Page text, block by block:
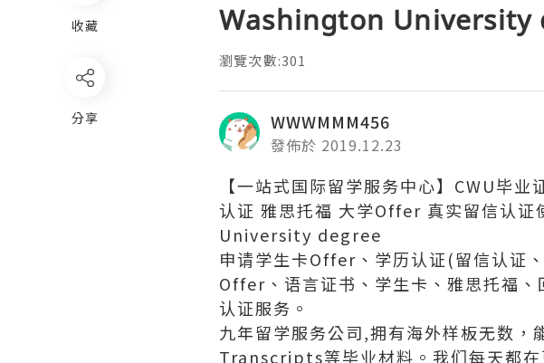
Washington University
瀏覽次數:301
WWWMMM456
發佈於 2019.12.23
【一站式国际留学服务中心】CWU毕
认证 雅思托福 大学Offer 真实留信认
University degree
申请学生卡Offer、学历认证(留信认证
Offer、语言证书、学生卡、雅思托福
认证服务。
九年留学服务公司,拥有海外样板无数
Transcripts等毕业材料。我们每天都
收藏
分享